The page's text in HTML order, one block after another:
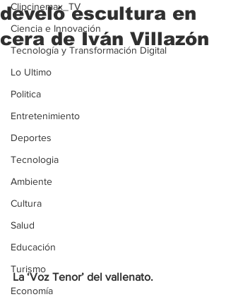
Clipcinemax_TV
Ciencia e Innovación
Tecnología y Transformación Digital
Lo Ultimo
Politica
Entretenimiento
Deportes
Tecnologia
Ambiente
Cultura
Salud
Educación
Turismo
Economía
develó escultura en
cera de Iván Villazón
La ‘Voz Tenor’ del vallenato.